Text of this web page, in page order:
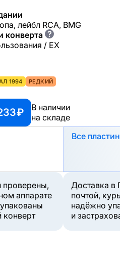
лейбл RCA, BMG
конверта ?
/ EX
1994 РЕДКИЙ
₽
В наличии
на складе
Все
проверены,
аппарате
конверт
Доставка в
почтой,
надёжно
и